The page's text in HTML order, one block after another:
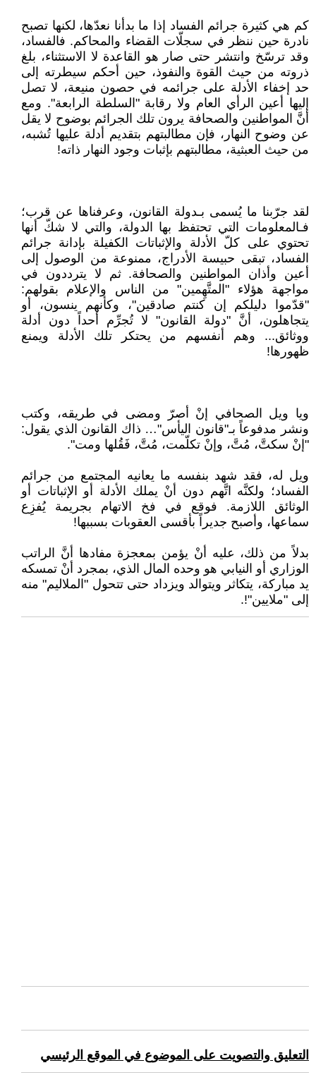
كم هي كثيرة جرائم الفساد إذا ما بدأنا نعدّها، لكنها تصبح
نادرة حين ننظر في سجلّات القضاء والمحاكم. فالفساد،
وقد ترسّخ وانتشر حتى صار هو القاعدة لا الاستثناء، بلغ
ذروته من حيث القوة والنفوذ، حين أحكم سيطرته إلى
حد إخفاء الأدلة على جرائمه في حصون منيعة، لا تصل
إليها أعين الرأي العام ولا رقابة "السلطة الرابعة". ومع
أنَّ المواطنين والصحافة يرون تلك الجرائم بوضوح لا يقل
عن وضوح النهار، فإن مطالبتهم بتقديم أدلة عليها تُشبه،
من حيث العبثية، مطالبتهم بإثبات وجود النهار ذاته!
لقد جرّبنا ما يُسمى بـدولة القانون، وعرفناها عن قرب؛
فـالمعلومات التي تحتفظ بها الدولة، والتي لا شكّ أنها
تحتوي على كلّ الأدلة والإثباتات الكفيلة بإدانة جرائم
الفساد، تبقى حبيسة الأدراج، ممنوعة من الوصول إلى
أعين وأذان المواطنين والصحافة. ثم لا يترددون في
مواجهة هؤلاء "المتَّهِمين" من الناس والإعلام بقولهم:
"قدّموا دليلكم إن كنتم صادقين"، وكأنهم ينسون، أو
يتجاهلون، أنَّ "دولة القانون" لا تُجرِّم أحداً دون أدلة
ووثائق... وهم أنفسهم من يحتكر تلك الأدلة ويمنع
ظهورها!
ويا ويل الصحافي إنْ أصرّ ومضى في طريقه، وكتب
ونشر مدفوعاً بـ"قانون اليأس"… ذاك القانون الذي يقول:
"إنْ سكتَّ، مُتَّ، وإنْ تكلّمت، مُتَّ، فَقُلها ومت".
ويل له، فقد شهد بنفسه ما يعانيه المجتمع من جرائم
الفساد؛ ولكنَّه اتَّهم دون أنْ يملك الأدلة أو الإثباتات أو
الوثائق اللازمة. فوقع في فخ الاتهام بجريمة يُفزِع
سماعها، وأصبح جديراً بأقسى العقوبات بسببها!
بدلاً من ذلك، عليه أنْ يؤمن بمعجزة مفادها أنَّ الراتب
الوزاري أو النيابي هو وحده المال الذي، بمجرد أنْ تمسكه
يد مباركة، يتكاثر ويتوالد ويزداد حتى تتحول "الملاليم" منه
إلى "ملايين"!.
التعليق والتصويت على الموضوع في الموقع الرئيسي